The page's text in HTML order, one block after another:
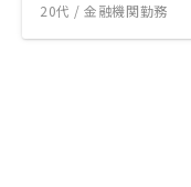
20代 / 金融機関勤務